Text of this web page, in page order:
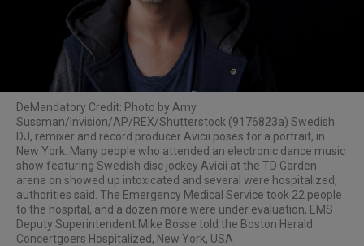
DeMandatory Credit: Photo by Amy
Sussman/Invision/AP/REX/Shutterstock (9176823a) Swedish
DJ, remixer and record producer Avicii poses for a portrait, in
New York. Many people who attended an electronic dance music
show featuring Swedish disc jockey Avicii at the TD Garden
arena on showed up intoxicated and several were hospitalized,
authorities said. The Emergency Medical Service took 22 people
to the hospital, and a dozen more were under evaluation, EMS
Deputy Superintendent Mike Bosse told the Boston Herald
Concertgoers Hospitalized, New York, USA